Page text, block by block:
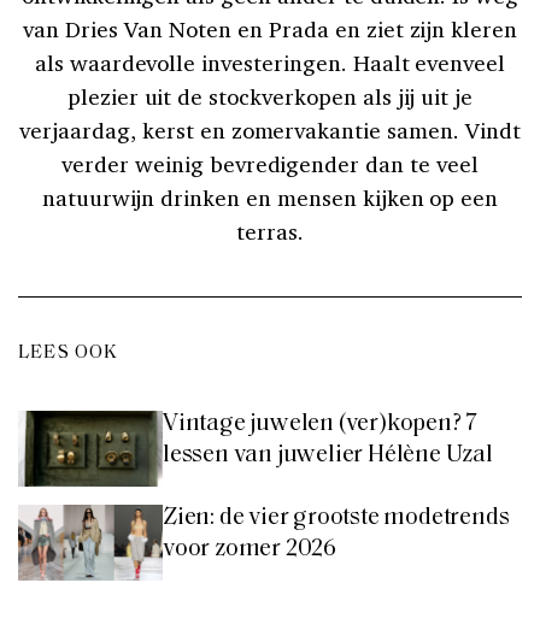
van Dries Van Noten en Prada en ziet zijn kleren
als waardevolle investeringen. Haalt evenveel
plezier uit de stockverkopen als jij uit je
verjaardag, kerst en zomervakantie samen. Vindt
verder weinig bevredigender dan te veel
natuurwijn drinken en mensen kijken op een
terras.
LEES OOK
Vintage juwelen (ver)kopen? 7
lessen van juwelier Hélène Uzal
Zien: de vier grootste modetrends
voor zomer 2026